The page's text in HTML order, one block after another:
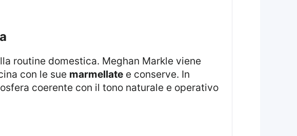
routine domestica. Meghan Markle viene
con le sue marmellatee conserve. In
coerente con il tono naturale e operativo